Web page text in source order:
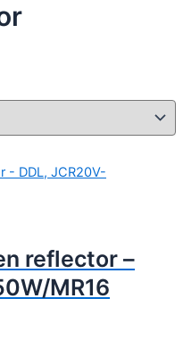
reflector –
MR16